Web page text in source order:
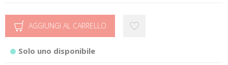
AGGIUNGI AL CARRELLO
Solo uno disponibile